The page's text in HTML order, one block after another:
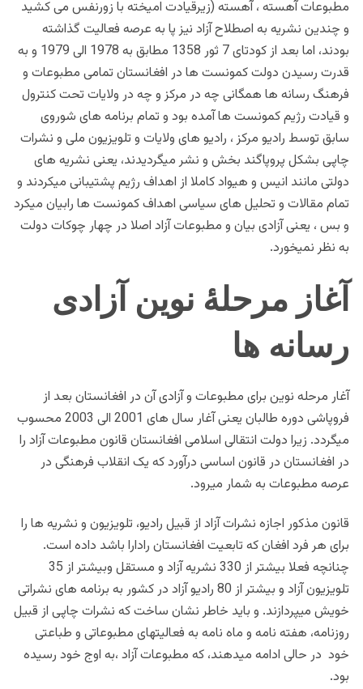
مطبوعات آهسته ، آهسته (زیرقیادت امیخته با زورنفس می کشید
و چندین نشریه به اصطلاح آزاد نیز پا به عرصه فعالیت گذاشته
بودند، اما بعد از کودتای 7 ثور 1358 مطابق به 1978 الی 1979 و به
قدرت رسیدن دولت کمونست ها در افغانستان تمامی مطبوعات و
فرهنگ رسانه ها همگانی چه در مرکز و چه در ولایات تحت کنترول
و قیادت رژیم کمونست ها آمده بود و تمام برنامه های شوروی
سابق توسط رادیو مرکز ، رادیو های ولایات و تلویزیون ملی و نشرات
چاپی بشکل پروپاگند بخش و نشر میگردیدند، یعنی نشریه های
دولتی مانند انیس و هیواد کاملا از اهداف رژیم پشتیبانی میکردند و
تمام مقالات و تحلیل های سیاسی اهداف کمونست ها رابیان میکرد
و بس ، یعنی آزادی بیان و مطبوعات آزاد اصلا در چهار چوکات دولت
به نظر نمیخورد.
آغاز مرحلۀ نوین آزادی
رسانه ها
آغار مرحله نوین برای مطبوعات و آزادی آن در افغانستان بعد از
فروپاشی دوره طالبان یعنی آغار سال های 2001 الی 2003 محسوب
میگردد. زیرا دولت انتقالی اسلامی افغانستان قانون مطبوعات آزاد را
در افغانستان در قانون اساسی درآورد که یک انقلاب فرهنگی در
عرصه مطبوعات به شمار میرود.
قانون مذکور اجازه نشرات آزاد از قبیل رادیو، تلویزیون و نشریه ها را
برای هر فرد افغان که تابعیت افغانستان رادارا باشد داده است.
چنانچه فعلا بیشتر از 330 نشریه آزاد و مستقل وبیشتر از 35
تلویزیون آزاد و بیشتر از 80 رادیو آزاد در کشور به برنامه های نشراتی
خویش میپردازند. و باید خاطر نشان ساخت که نشرات چاپی از قبیل
روزنامه، هفته نامه و ماه نامه به فعالیتهای مطبوعاتی و طباعتی
خود در حالی ادامه میدهند، که مطبوعات آزاد ،به اوج خود رسیده
بود.